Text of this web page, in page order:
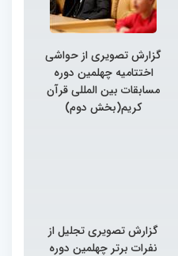
گزارش تصویری از حواشی
اختتامیه چهلمین دوره
مسابقات بین المللی قرآن
کریم(بخش دوم)
گزارش تصویری تجلیل از
نفرات برتر چهلمین دوره